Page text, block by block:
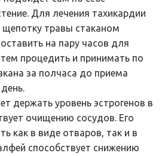
Для лечения тахикардии
щепотку травы стаканом
на пару часов для
процедить и принимать по
за полчаса до приема
держать уровень эстрогенов в
очищению сосудов. Его
как в виде отваров, так и в
способствует снижению